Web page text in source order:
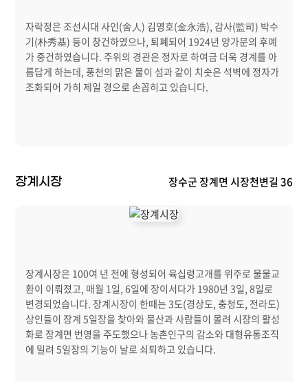
자락정은 조선시대 사인(舍人) 김영호(金永浩), 감사(監司) 박수
기(朴秀基) 등이 창건하였으나, 퇴폐되어 1924년 양가문의 후예
가 중건하였습니다. 주위의 경관은 정자로 하여금 더욱 경계를 아
름답게 하는데, 풍천의 맑은 물이 섬과 같이 치솟은 석벽에 정자가
조화되어 가히 제일 경으로 손꼽히고 있습니다.
장계시장 장수군 장계면 시장천변길 36
장계시장은 100여 년 전에 형성되어 육십령고개를 위주로 물물교
환이 이뤄졌고, 매월 1일, 6일에 장이서다가 1980년 3일, 8일로
변경되었습니다. 장계시장이 한때는 3도(경상도, 충청도, 전라도)
상인들이 장계 5일장을 찾아와 물산과 사람들이 몰려 시장의 활성
화로 장계면 번영을 주도했으나 농촌인구의 감소와 대형유통조직
에 밀려 5일장의 기능이 날로 쇠퇴하고 있습니다.